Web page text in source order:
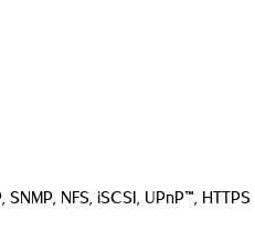
NFS, iSCSI, UPnP™, HTTPS